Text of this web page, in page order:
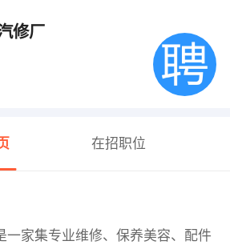
修厂
在招职位
一家集专业维修、保养美容、配件